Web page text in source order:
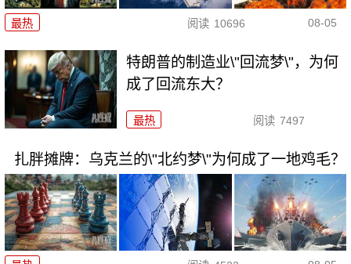
最热 阅读 10696 08-05
特朗普的制造业\"回流梦\"，为何
成了回流东大？
最热 阅读 7497
扎胖摊牌：乌克兰的\"北约梦\"为何成了一地鸡毛？